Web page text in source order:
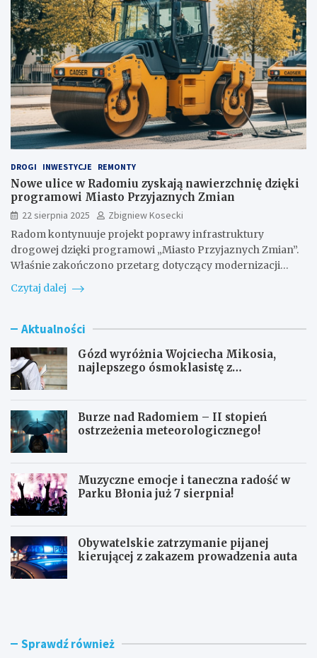
DROGI INWESTYCJE REMONTY
Nowe ulice w Radomiu zyskają nawierzchnię dzięki
programowi Miasto Przyjaznych Zmian
22 sierpnia 2025
Zbigniew Kosecki
Radom kontynuuje projekt poprawy infrastruktury
drogowej dzięki programowi „Miasto Przyjaznych Zmian”.
Właśnie zakończono przetarg dotyczący modernizacji…
Czytaj dalej
Aktualności
Gózd wyróżnia Wojciecha Mikosia,
najlepszego ósmoklasistę z
Burze nad Radomiem – II stopień
ostrzeżenia meteorologicznego!
Muzyczne emocje i taneczna radość w
Parku Błonia już 7 sierpnia!
Obywatelskie zatrzymanie pijanej
kierującej z zakazem prowadzenia auta
G
y
B
n Sprawdź również